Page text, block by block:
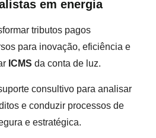
em energia
tributos pagos
para inovação, eficiência e
ICMS da conta de luz.
consultivo para analisar
e conduzir processos de
e estratégica.